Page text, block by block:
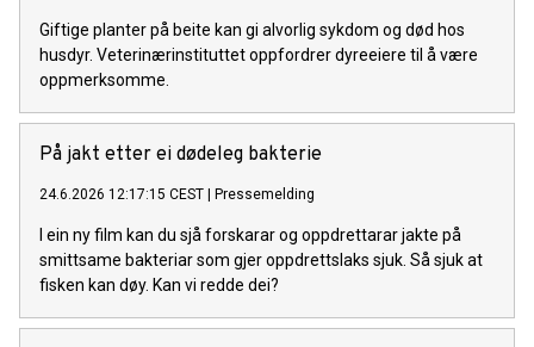
Giftige planter på beite kan gi alvorlig sykdom og død hos
husdyr. Veterinærinstituttet oppfordrer dyreeiere til å være
oppmerksomme.
På jakt etter ei dødeleg bakterie
24.6.2026 12:17:15 CEST Pressemelding
I ein ny film kan du sjå forskarar og oppdrettarar jakte på
smittsame bakteriar som gjer oppdrettslaks sjuk. Så sjuk at
fisken kan døy. Kan vi redde dei?